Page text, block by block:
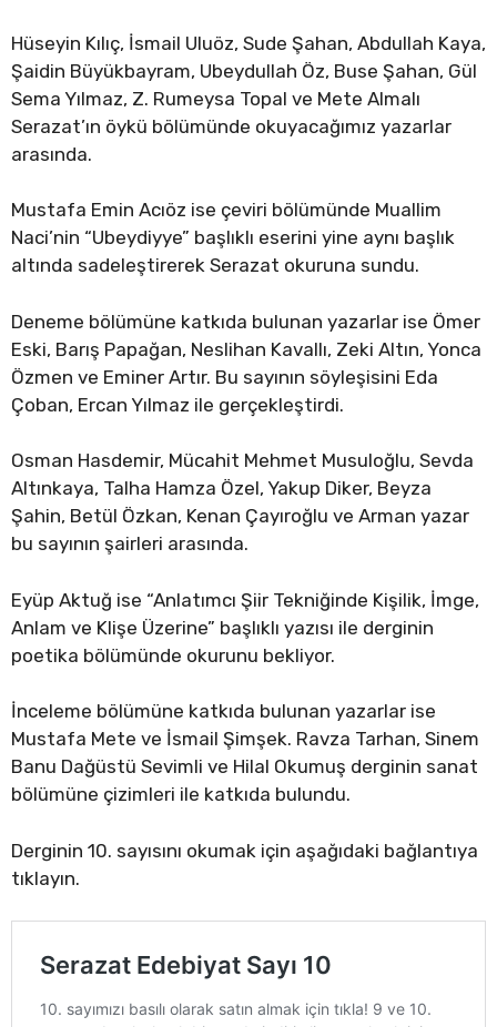
Hüseyin Kılıç, İsmail Uluöz, Sude Şahan, Abdullah Kaya,
Şaidin Büyükbayram, Ubeydullah Öz, Buse Şahan, Gül
Sema Yılmaz, Z. Rumeysa Topal ve Mete Almalı
Serazat’ın öykü bölümünde okuyacağımız yazarlar
arasında.
Mustafa Emin Acıöz ise çeviri bölümünde Muallim
Naci’nin “Ubeydiyye” başlıklı eserini yine aynı başlık
altında sadeleştirerek Serazat okuruna sundu.
Deneme bölümüne katkıda bulunan yazarlar ise Ömer
Eski, Barış Papağan, Neslihan Kavallı, Zeki Altın, Yonca
Özmen ve Eminer Artır. Bu sayının söyleşisini Eda
Çoban, Ercan Yılmaz ile gerçekleştirdi.
Osman Hasdemir, Mücahit Mehmet Musuloğlu, Sevda
Altınkaya, Talha Hamza Özel, Yakup Diker, Beyza
Şahin, Betül Özkan, Kenan Çayıroğlu ve Arman yazar
bu sayının şairleri arasında.
Eyüp Aktuğ ise “Anlatımcı Şiir Tekniğinde Kişilik, İmge,
Anlam ve Klişe Üzerine” başlıklı yazısı ile derginin
poetika bölümünde okurunu bekliyor.
İnceleme bölümüne katkıda bulunan yazarlar ise
Mustafa Mete ve İsmail Şimşek. Ravza Tarhan, Sinem
Banu Dağüstü Sevimli ve Hilal Okumuş derginin sanat
bölümüne çizimleri ile katkıda bulundu.
Derginin 10. sayısını okumak için aşağıdaki bağlantıya
tıklayın.